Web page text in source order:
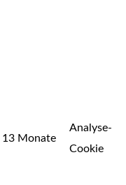
13 Monate
Analyse-
Cookie